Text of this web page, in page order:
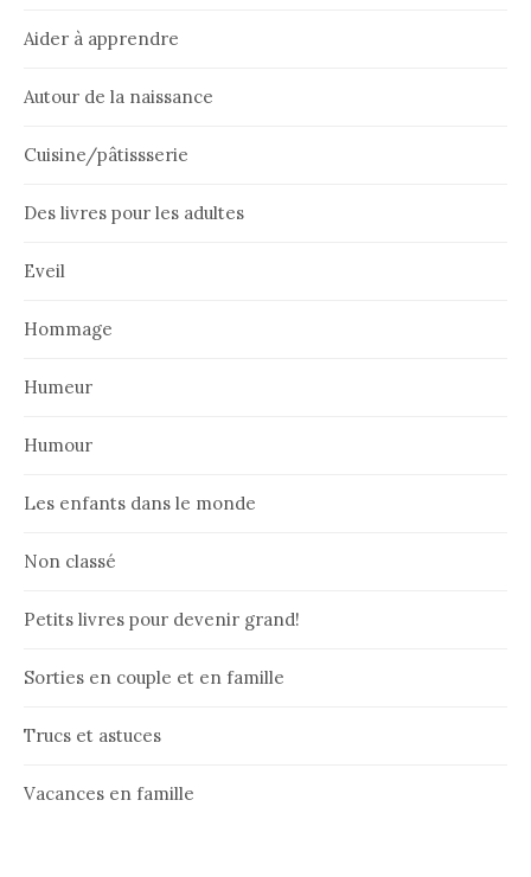
Aider à apprendre
Autour de la naissance
Cuisine/pâtissserie
Des livres pour les adultes
Eveil
Hommage
Humeur
Humour
Les enfants dans le monde
Non classé
Petits livres pour devenir grand!
Sorties en couple et en famille
Trucs et astuces
Vacances en famille